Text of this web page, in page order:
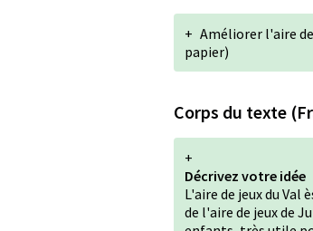
+ Améliorer l'aire
papier)
Corps du texte
+
Décrivez votre idée
L'aire de jeux du
de l'aire de jeux de